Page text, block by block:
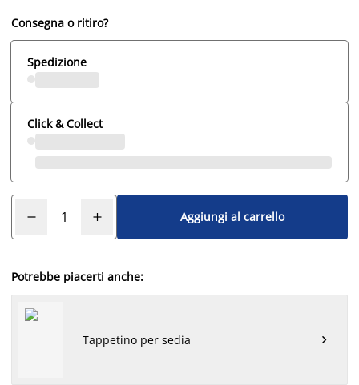
Consegna o ritiro?
Spedizione
Click & Collect
Aggiungi al carrello
Potrebbe piacerti anche:
Tappetino per sedia 